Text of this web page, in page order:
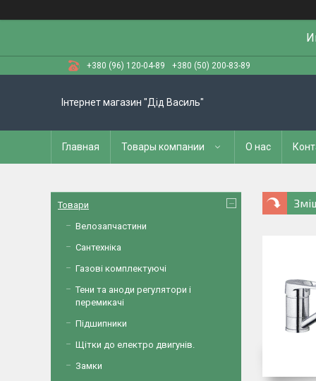
+380 (96) 120-04-89 +380 (50) 200-83-89
Інтернет магазин "Дід Василь"
Главная Товары компании О нас
Товари
Велозапчастини
Сантехніка
Газові комплектуючі
Тени та аноди регулятори і
перемикачі
Підшипники
Щітки до електро двигунів.
Замки